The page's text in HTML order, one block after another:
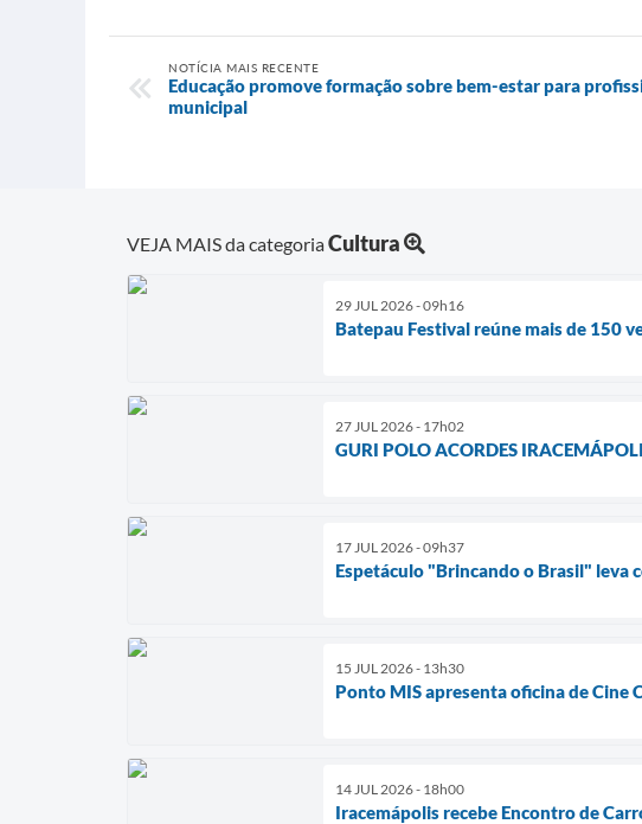
NOTÍCIA MAIS RECENTE
Educação promove formação sobre bem-estar para
municipal
VEJA MAIS da categoriaCultura
29 JUL 2026 - 09h16
Batepau Festival reúne mais de 150
27 JUL 2026 - 17h02
GURI POLO ACORDES
17 JUL 2026 - 09h37
Espetáculo "Brincando o Brasil" leva
15 JUL 2026 - 13h30
Ponto MIS apresenta oficina de Cine
14 JUL 2026 - 18h00
Iracemápolis recebe Encontro de